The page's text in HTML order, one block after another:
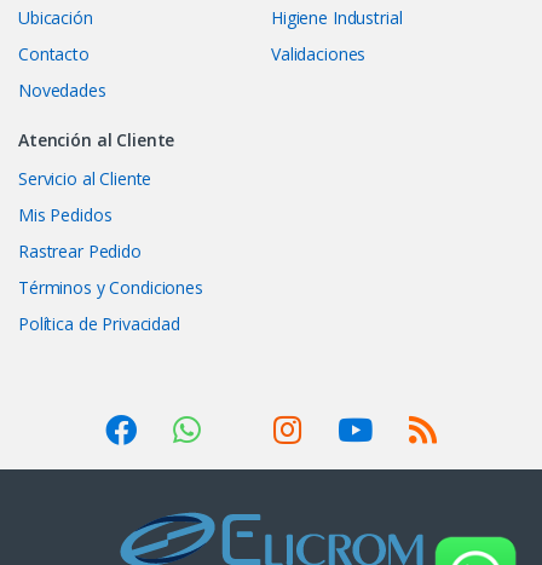
Ubicación
Contacto
Novedades
Higiene Industrial
Validaciones
Atención al Cliente
Servicio al Cliente
Mis Pedidos
Rastrear Pedido
Términos y Condiciones
Política de Privacidad